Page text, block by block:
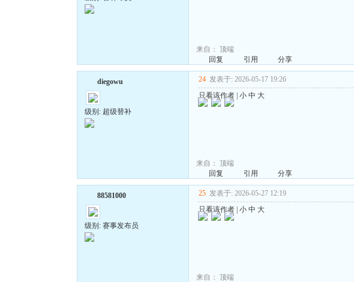
来自： 顶端
回复
引用 分享
diegowu
级别: 超级替补
24 发表于: 2026-05-17 19:26
只看该作者| 小 中 大
来自： 顶端
回复
引用 分享
88581000
级别: 赛事发布员
25 发表于: 2026-05-27 12:19
只看该作者| 小 中 大
来自： 顶端